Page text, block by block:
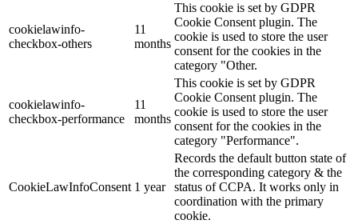
cookielawinfo-
checkbox-others
11
months
This cookie is set by GDPR
Cookie Consent plugin. The
cookie is used to store the user
consent for the cookies in the
category "Other.
cookielawinfo-
checkbox-performance
11
months
This cookie is set by GDPR
Cookie Consent plugin. The
cookie is used to store the user
consent for the cookies in the
category "Performance".
CookieLawInfoConsent 1 year
Records the default button state of
the corresponding category & the
status of CCPA. It works only in
coordination with the primary
cookie.